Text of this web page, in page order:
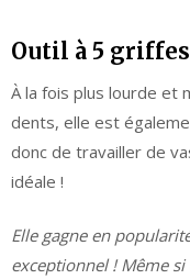
Outil à 5 griffes
À la fois plus lourde et
dents, elle est
donc de travailler de
idéale !
Elle gagne en
exceptionnel ! Même